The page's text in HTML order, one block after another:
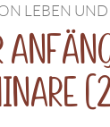
LEBEN UND